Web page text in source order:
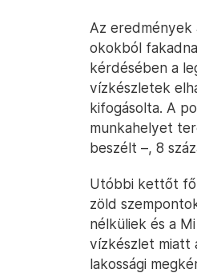
Az eredmények
okokból
kérdésében a
vízkészletek
kifogásolta. A
munkahelyet
beszélt –, 8
Utóbbi kettőt
zöld
nélküliek és a
vízkészlet miatt
lakossági